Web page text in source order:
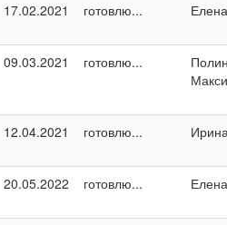
17.02.2021 готовлю...
09.03.2021 готовлю...
12.04.2021 готовлю...
20.05.2022 готовлю...